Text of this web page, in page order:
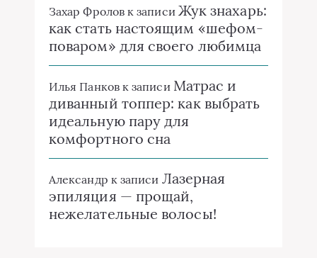
Захар Фроловк записи Жук знахарь:
как стать настоящим «шефом-
поваром» для своего любимца
Илья Панковк записи Матрас и
диванный топпер: как выбрать
идеальную пару для
комфортного сна
Александр к записи Лазерная
эпиляция — прощай,
нежелательные волосы!